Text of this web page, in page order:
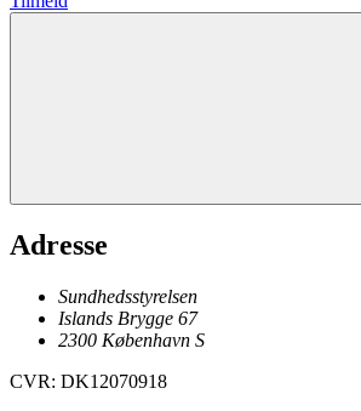
Adresse
Sundhedsstyrelsen
Islands Brygge 67
2300 København S
CVR: DK12070918